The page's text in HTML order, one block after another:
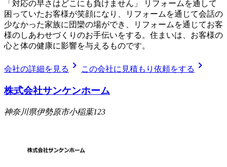
「対応の早さはどこにも負けません」 リフォームを通して
困っていたお客様が笑顔になり、リフォームを通じて会話の
少なかった家族に団欒の場ができ、リフォームを通じてお客
様のしあわせづくりのお手伝いをする。住まいは、お客様の
心と体の健康に影響を与えるものです。
会社の詳細を見る chevron_right この会社に見積もり依頼をする chevron_right
株式会社サンケンホーム
神奈川県伊勢原市小稲葉123